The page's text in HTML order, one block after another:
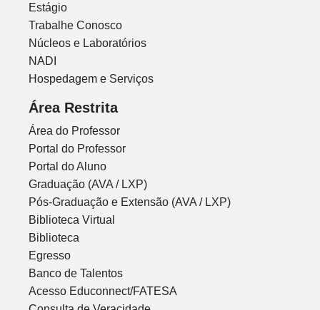
Estágio
Trabalhe Conosco
Núcleos e Laboratórios
NADI
Hospedagem e Serviços
Área Restrita
Área do Professor
Portal do Professor
Portal do Aluno
Graduação (AVA / LXP)
Pós-Graduação e Extensão (AVA / LXP)
Biblioteca Virtual
Biblioteca
Egresso
Banco de Talentos
Acesso Educonnect/FATESA